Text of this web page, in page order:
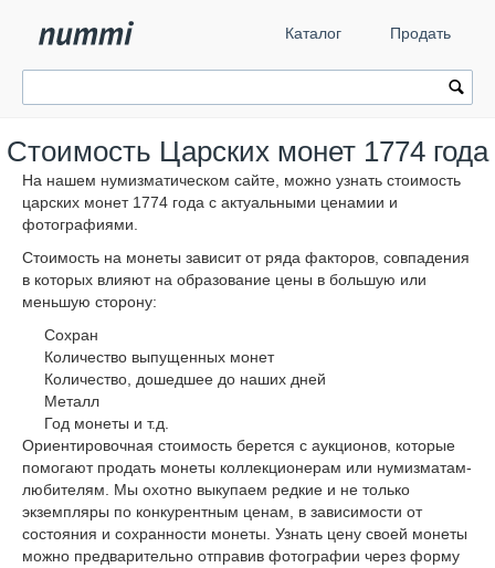
Каталог Продать
Стоимость Царских монет 1774 года
На нашем нумизматическом сайте, можно узнать стоимость
царских монет 1774 года с актуальными ценамии и
фотографиями.
Стоимость на монеты зависит от ряда факторов, совпадения
в которых влияют на образование цены в большую или
меньшую сторону:
Сохран
Количество выпущенных монет
Количество, дошедшее до наших дней
Металл
Год монеты и т.д.
Ориентировочная стоимость берется с аукционов, которые
помогают продать монеты коллекционерам или нумизматам-
любителям. Мы охотно выкупаем редкие и не только
экземпляры по конкурентным ценам, в зависимости от
состояния и сохранности монеты. Узнать цену своей монеты
можно предварительно отправив фотографии через форму